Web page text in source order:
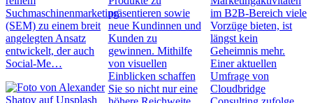
Suchmaschinenmarketing
(SEM) zu einem breit
angelegten Ansatz
entwickelt, der auch
Social-Me…
präsentieren sowie
neue Kundinnen und
Kunden zu
gewinnen. Mithilfe
von visuellen
Einblicken schaffen
Sie so nicht nur eine
im B2B-Bereich viele
Vorzüge bieten, ist
längst kein
Geheimnis mehr.
Einer aktuellen
Umfrage von
Cloudbridge